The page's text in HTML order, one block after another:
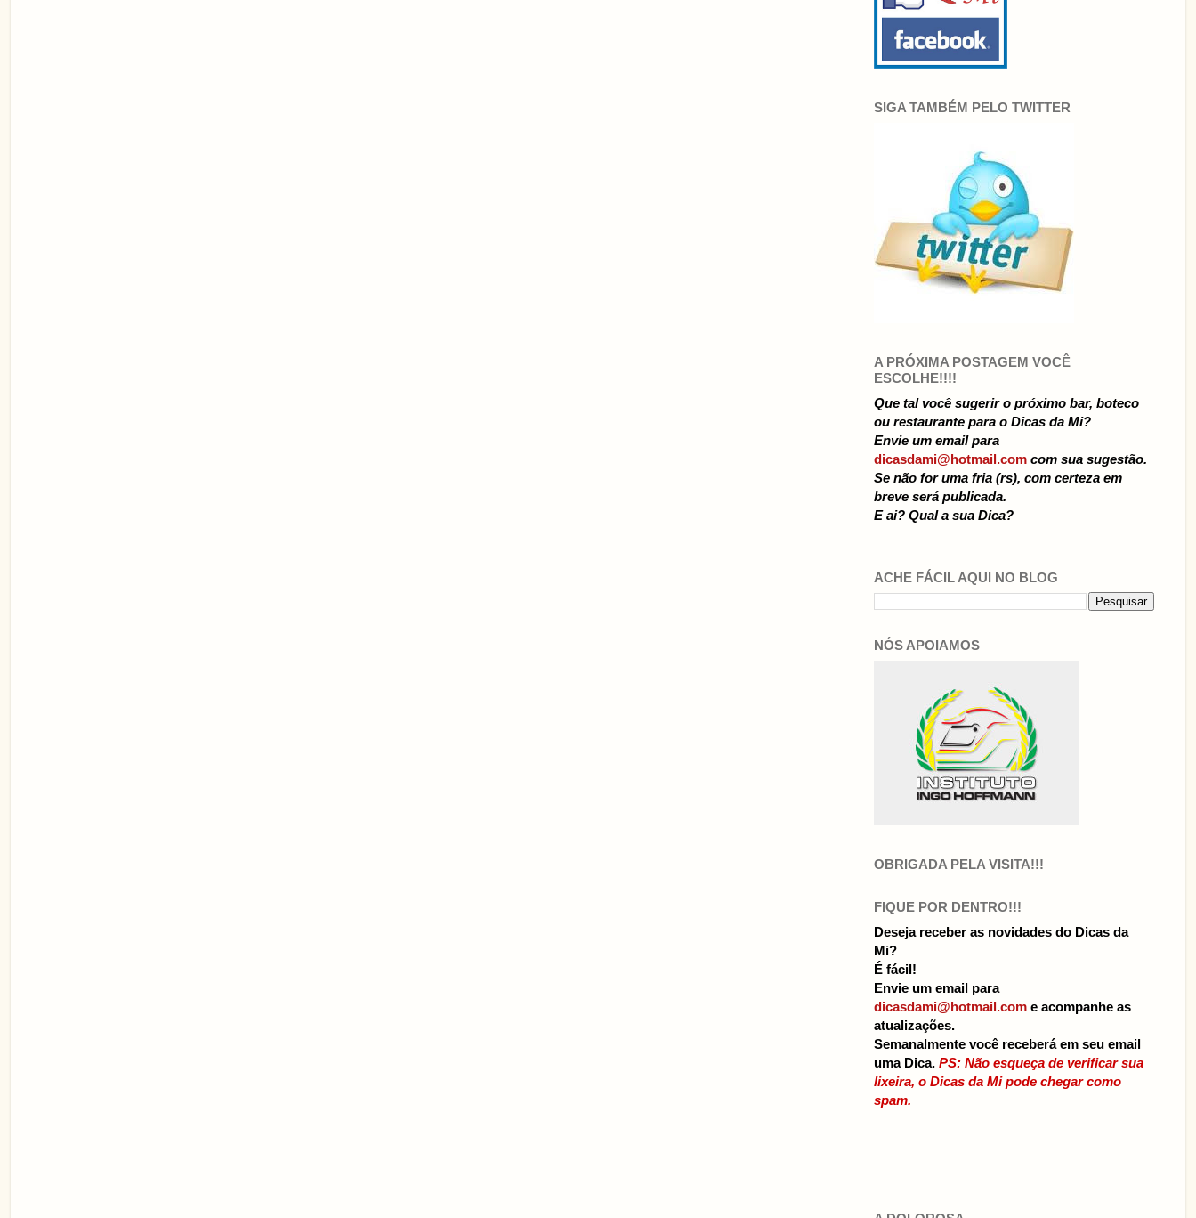
SIGA TAMBÉM PELO TWITTER
A PRÓXIMA POSTAGEM VOCÊ
ESCOLHE!!!!
Que tal você sugerir o próximo bar, boteco
ou restaurante para o Dicas da Mi?
Envie um email para
dicasdami@hotmail.com com sua sugestão.
Se não for uma fria (rs), com certeza em
breve será publicada.
E ai? Qual a sua Dica?
ACHE FÁCIL AQUI NO BLOG
NÓS APOIAMOS
OBRIGADA PELA VISITA!!!
FIQUE POR DENTRO!!!
Deseja receber as novidades do Dicas da
Mi?
É fácil!
Envie um email para
dicasdami@hotmail.com e acompanhe as
atualizações.
Semanalmente você receberá em seu email
uma Dica. PS: Não esqueça de verificar sua
lixeira, o Dicas da Mi pode chegar como
spam.